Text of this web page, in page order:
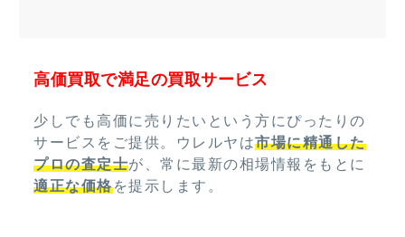
高価買取で満足の買取サービス
少しでも高価に売りたいという方にぴったりの
サービスをご提供。ウレルヤは市場に精通した
プロの査定士が、常に最新の相場情報をもとに
適正な価格を提示します。